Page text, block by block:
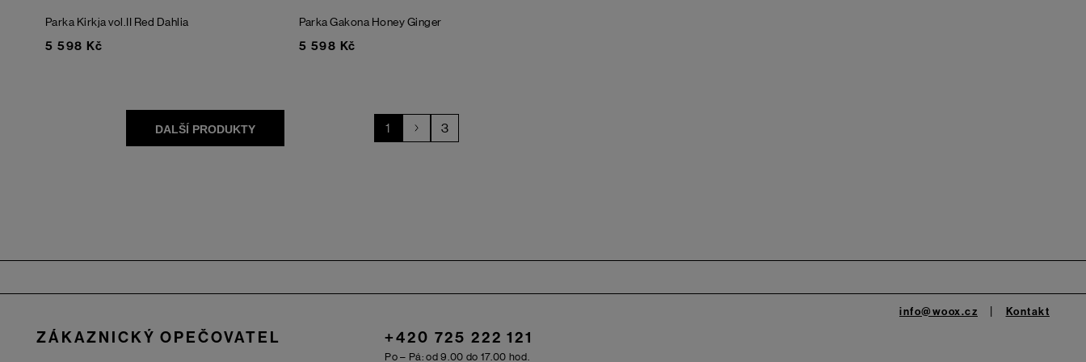
Parka Kirkja vol.II Red Dahlia
5 598 Kč
Parka Gakona Honey Ginger
5 598 Kč
1 3
ZÁKAZNICKÝ OPEČOVATEL +420 725 222 121
Po – Pá: od 9.00 do 17.00 hod.
info@woox.cz Kontakt